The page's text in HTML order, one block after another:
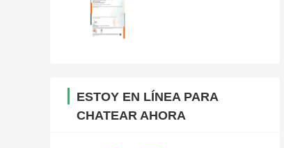
ESTOY EN LÍNEA PARA
CHATEAR AHORA